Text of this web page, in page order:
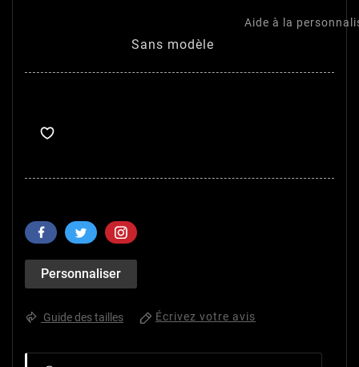
Aide à la
Sans modèle
Personnaliser
Guide des tailles Écrivez votre avis